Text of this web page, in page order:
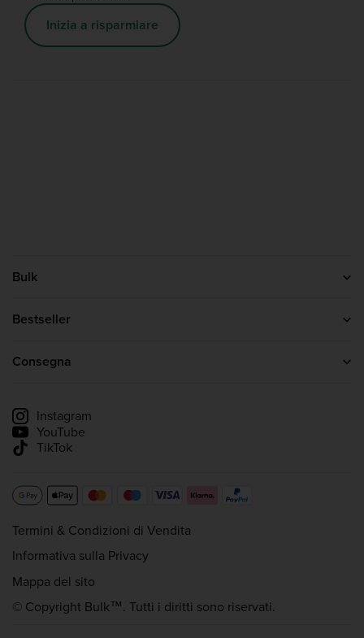
Inizia a risparmiare
Bulk
Chi siamo
Bestseller
Creatina
Consegna
Instagram
YouTube
TikTok
Termini & Condizioni di Vendita
Informativa sulla Privacy
Mappa del sito
© Copyright Bulk™. Tutti i diritti sono riservati.